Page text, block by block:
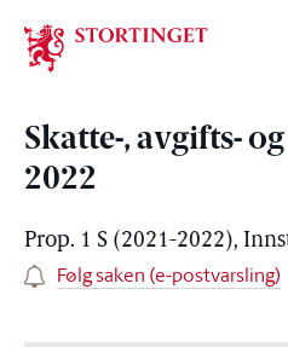
Stortinget.no
Skatte-, avgifts-
2022
Prop. 1 S (2021-2022),
Følg saken (e-postvarsling)